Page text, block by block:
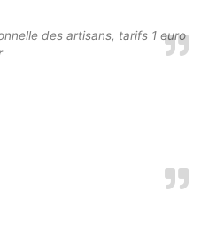
des artisans, tarifs 1 euro